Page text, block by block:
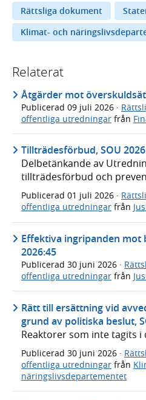
Rättsliga dokument
Klimat- och
Relaterat
Åtgärder mot
Publicerad 09 juli 2026 ·
offentliga utredningar från
Tillträdesförbud, SOU
Delbetänkande av
tillträdesförbud och
Publicerad 01 juli 2026 ·
offentliga utredningar från
Effektiva ingripanden mot
2026:45
Publicerad 30 juni 2026 ·
offentliga utredningar från
Rätt till ersättning vid
grund av politiska beslut,
Reaktorer som inte tagits i
Publicerad 30 juni 2026 ·
offentliga utredningar från
näringslivsdepartementet